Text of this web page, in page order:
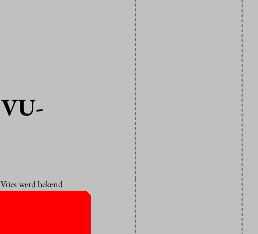
werd bekend
een verdwenen
en nrc.next.
in een academisch